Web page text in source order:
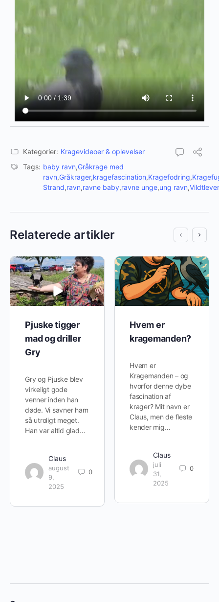
Kategorier: Kragevideoer & oplevelser
Tags: baby ravn,Gråkrage med
ravn,Gråkrager,kragefascination,Kragefodring,
Strand,ravn,ravne baby,ravne unge,ung ravn,
Relaterede artikler
Pjuske tigger
mad og driller
Gry
Gry og Pjuske blev
virkeligt gode
venner inden han
døde. Vi savner ham
så utroligt meget.
Han var altid glad…
Claus
august
9,
2025
0
Hvem er
kragemanden?
Hvem er
Kragemanden – og
hvorfor denne dybe
fascination af
krager? Mit navn er
Claus, men de fleste
kender mig…
Claus
juli
31,
2025
0